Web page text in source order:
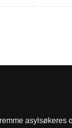
asylsøkeres